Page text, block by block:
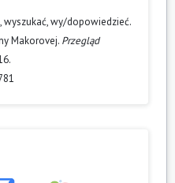
wyszukać, wy/dopowiedzieć.
Makorovej. Przegląd